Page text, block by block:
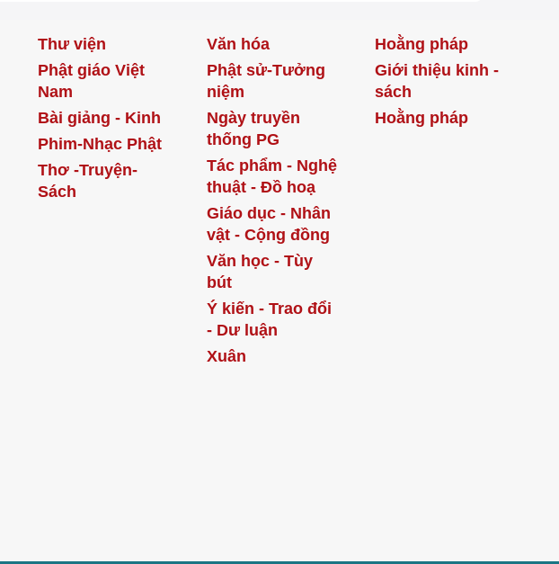
Thư viện
Phật giáo Việt
Nam
Bài giảng - Kinh
Phim-Nhạc Phật
Thơ -Truyện-
Sách
Văn hóa
Phật sử-Tưởng
niệm
Ngày truyền
thống PG
Tác phẩm - Nghệ
thuật - Đồ hoạ
Giáo dục - Nhân
vật - Cộng đồng
Văn học - Tùy
bút
Ý kiến - Trao đổi
- Dư luận
Xuân
Hoằng pháp
Giới thiệu kinh -
sách
Hoằng pháp